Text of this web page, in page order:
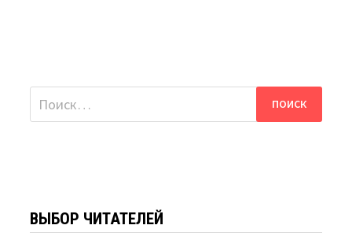
Найти:
ВЫБОР ЧИТАТЕЛЕЙ